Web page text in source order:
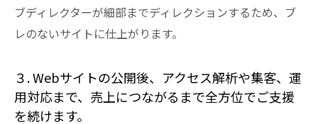
ブディレクターが細部までディレクションするため、ブ
レのないサイトに仕上がります。
３. Webサイトの公開後、アクセス解析や集客、運
用対応まで、売上につながるまで全方位でご支援
を続けます。